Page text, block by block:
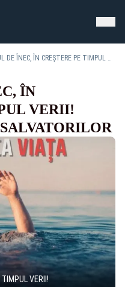
PERICOLUL DE ÎNEC, ÎN CREȘTERE PE TIMPUL VERII! RECOMANDĂRILE SALVATORILOR
ÎN
VERII!
TIMPUL VERII!